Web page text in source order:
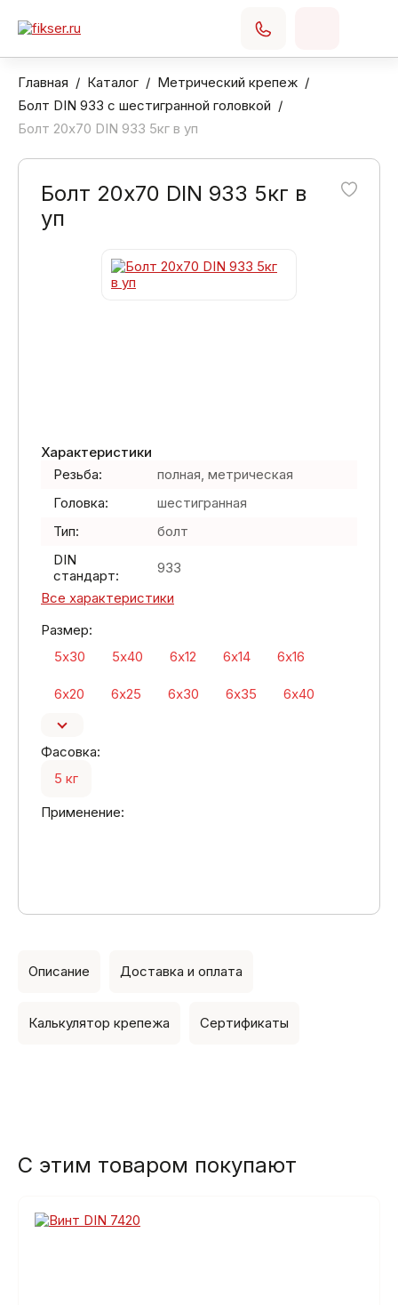
Главная Каталог
Метрический крепеж
Болт DIN 933 с шестигранной головкой
Болт 20х70 DIN 933 5кг в уп
Болт 20х70 DIN 933 5кг в
уп
Характеристики
Резьба:
полная, метрическая
Головка:
шестигранная
Тип:
болт
DIN
стандарт:
933
Все характеристики
Размер:
5х30
5х40 6х12 6х14 6х16
6х20 6х25 6х30 6х35 6х40
Фасовка:
5 кг
Применение:
Описание Доставка и оплата
Калькулятор крепежа Сертификаты
С этим товаром покупают